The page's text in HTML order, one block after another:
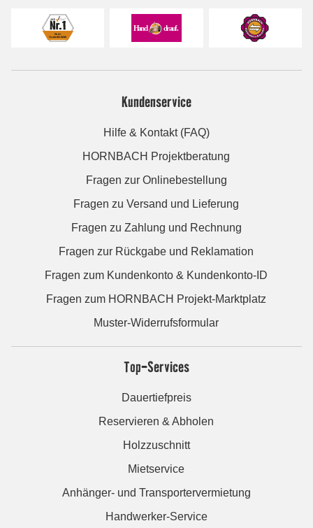
Kundenservice
Hilfe & Kontakt (FAQ)
HORNBACH Projektberatung
Fragen zur Onlinebestellung
Fragen zu Versand und Lieferung
Fragen zu Zahlung und Rechnung
Fragen zur Rückgabe und Reklamation
Fragen zum Kundenkonto & Kundenkonto-ID
Fragen zum HORNBACH Projekt-Marktplatz
Muster-Widerrufsformular
Top-Services
Dauertiefpreis
Reservieren & Abholen
Holzzuschnitt
Mietservice
Anhänger- und Transportervermietung
Handwerker-Service